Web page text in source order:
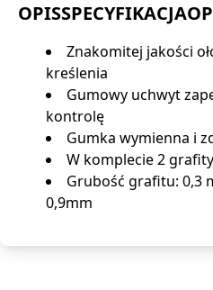
OPISSPECYFIKACJA
Znakomitej jakości
kreślenia
Gumowy uchwyt
kontrolę
Gumka wymienna i
W komplecie 2
Grubość grafitu: 0,3
0,9mm